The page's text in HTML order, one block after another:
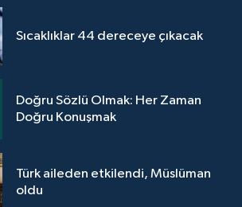
Sıcaklıklar 44 dereceye çıkacak
Doğru Sözlü Olmak: Her Zaman
Doğru Konuşmak
Türk aileden etkilendi, Müslüman
oldu